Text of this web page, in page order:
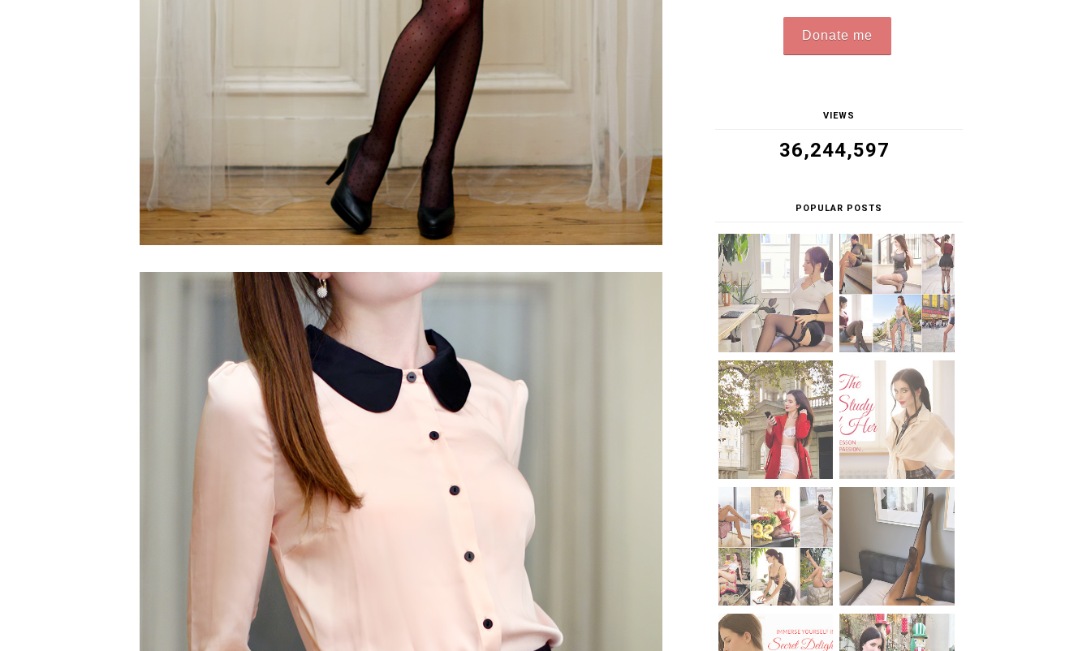
Donate me
VIEWS
36,244,597
POPULAR POSTS